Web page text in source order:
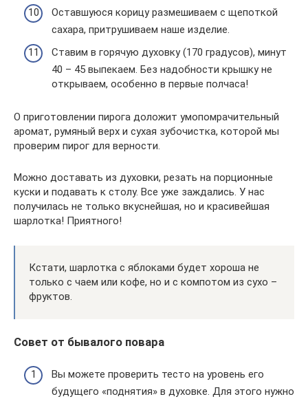
Оставшуюся корицу размешиваем с щепоткой
сахара, притрушиваем наше изделие.
Ставим в горячую духовку (170 градусов), минут
40 – 45 выпекаем. Без надобности крышку не
открываем, особенно в первые полчаса!
О приготовлении пирога доложит умопомрачительный
аромат, румяный верх и сухая зубочистка, которой мы
проверим пирог для верности.
Можно доставать из духовки, резать на порционные
куски и подавать к столу. Все уже заждались. У нас
получилась не только вкуснейшая, но и красивейшая
шарлотка! Приятного!
Кстати, шарлотка с яблоками будет хороша не
только с чаем или кофе, но и с компотом из сухо –
фруктов.
Совет от бывалого повара
Вы можете проверить тесто на уровень его
будущего «поднятия» в духовке. Для этого нужно